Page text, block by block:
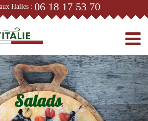
Halles : 06 18 17 53 70
Salads